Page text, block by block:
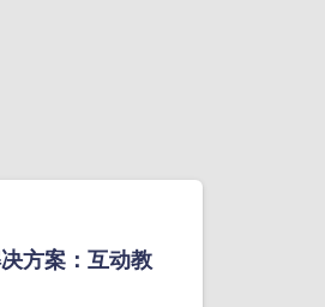
方案：互动教